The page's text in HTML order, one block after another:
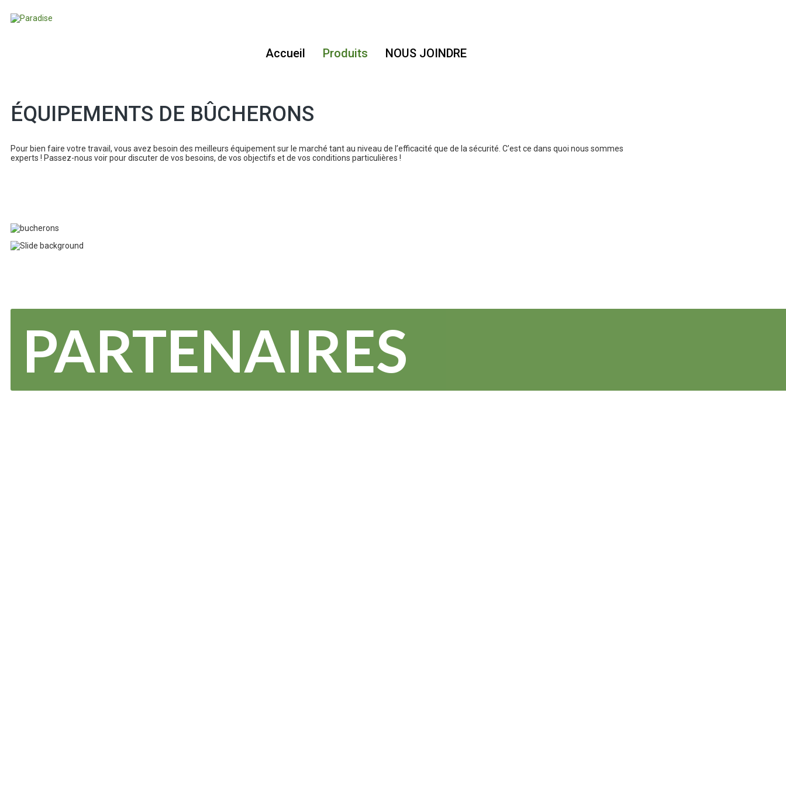
Accueil Produits NOUS JOINDRE
ÉQUIPEMENTS DE BÛCHERONS
Pour bien faire votre travail, vous avez besoin des meilleurs équipement sur le marché tant au niveau de l’efficacité que de la sécurité. C’est ce dans quoi nous sommes
experts ! Passez-nous voir pour discuter de vos besoins, de vos objectifs et de vos conditions particulières !
PARTENAIRES